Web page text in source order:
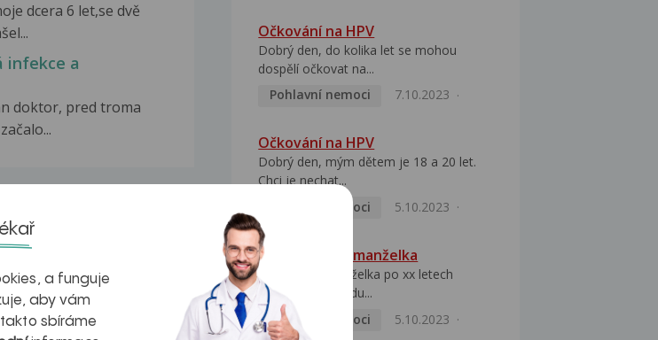
dcera 6 let,se dvě
infekce a
doktor, pred troma
Očkování na HPV
Dobrý den, do kolika let se mohou
dospělí očkovat na...
Pohlavní nemoci
7.10.2023
Očkování na HPV
Dobrý den, mým dětem je 18 a 20 let.
Chci je nechat...
Pohlavní nemoci
5.10.2023
HPV pozitivní manželka
Dobrý den, manželka po xx letech
přivezla z Východu...
Pohlavní nemoci
5.10.2023
a funguje
aby vám
sbíráme